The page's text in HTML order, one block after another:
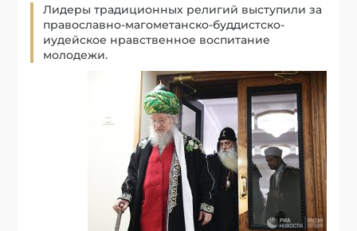
Лидеры традиционных религий выступили за
православно-магометанско-буддистско-
иудейское нравственное воспитание
молодежи.